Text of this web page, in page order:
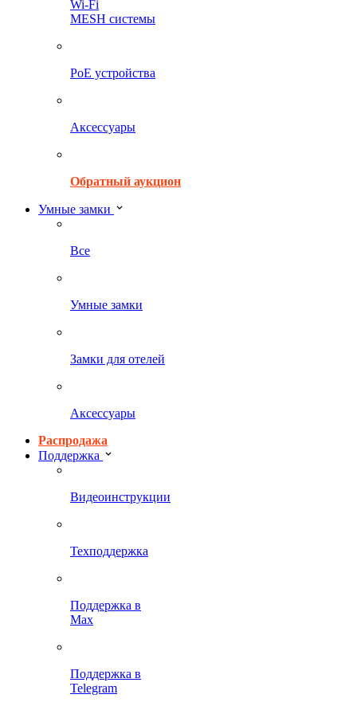
Wi-Fi
MESH системы
PoE устройства
Аксессуары
Обратный аукцион
Умные замки
Все
Умные замки
Замки для отелей
Аксессуары
Распродажа
Поддержка
Видеоинструкции
Техподдержка
Поддержка в
Max
Поддержка в
Telegram